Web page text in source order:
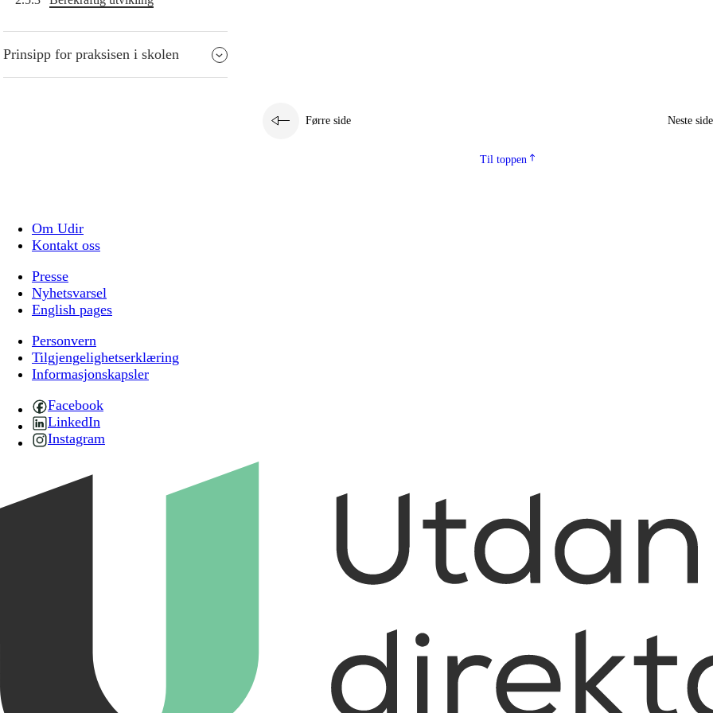
Prinsipp for praksisen i skolen
Førre side Neste side
Til toppen
Om Udir
Kontakt oss
Presse
Nyhetsvarsel
English pages
Personvern
Tilgjengelighetserklæring
Informasjonskapsler
Facebook
LinkedIn
Instagram